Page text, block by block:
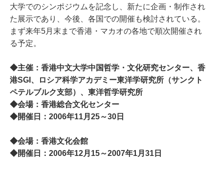
大学でのシンポジウムを記念し、新たに企画・制作され
た展示であり、今後、各国での開催も検討されている。
まず来年5月末まで香港・マカオの各地で順次開催され
る予定。
◆主催：香港中文大学中国哲学・文化研究センター、香
港SGI、ロシア科学アカデミー東洋学研究所（サンクト
ペテルブルク支部）、東洋哲学研究所
◆会場：香港総合文化センター
◆開催日：2006年11月25～30日
◆会場：香港文化会館
◆開催日：2006年12月15～2007年1月31日